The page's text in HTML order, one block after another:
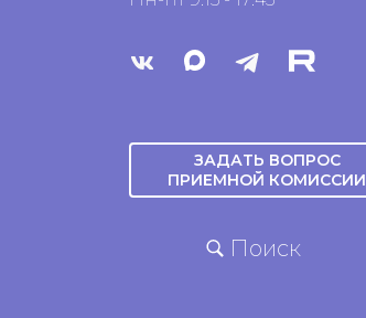
ЗАДАТЬ ВОПРОС
ПРИЕМНОЙ КОМИССИИ
Поиск